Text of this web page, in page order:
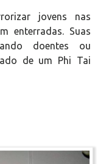
jovens nas
enterradas. Suas
doentes ou
de um Phi Tai